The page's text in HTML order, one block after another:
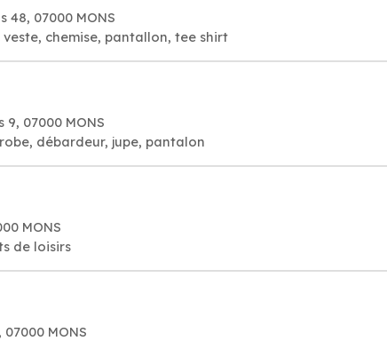
48, 07000 MONS
veste, chemise, pantallon, tee shirt
9, 07000 MONS
débardeur, jupe, pantalon
MONS
de loisirs
07000 MONS